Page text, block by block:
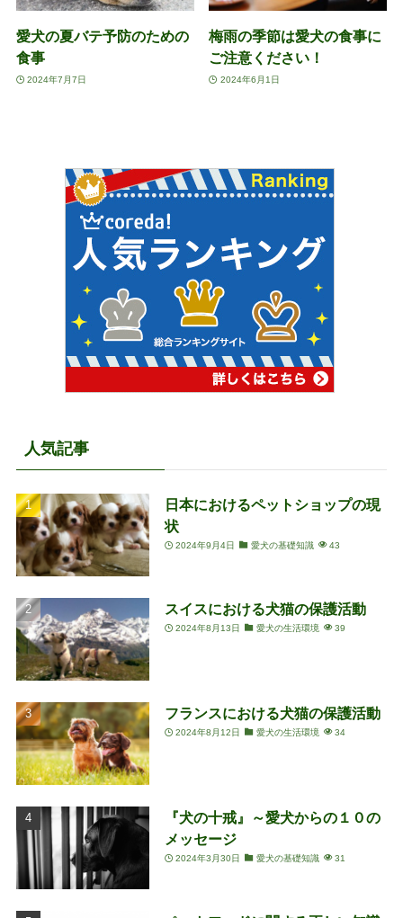
愛犬の夏バテ予防のための
食事
2024年7月7日
梅雨の季節は愛犬の食事に
ご注意ください！
2024年6月1日
人気記事
日本におけるペットショップの現
状
2024年9月4日 愛犬の基礎知識 43
スイスにおける犬猫の保護活動
2024年8月13日 愛犬の生活環境 39
フランスにおける犬猫の保護活動
2024年8月12日 愛犬の生活環境 34
『犬の十戒』～愛犬からの１０の
メッセージ
2024年3月30日 愛犬の基礎知識 31